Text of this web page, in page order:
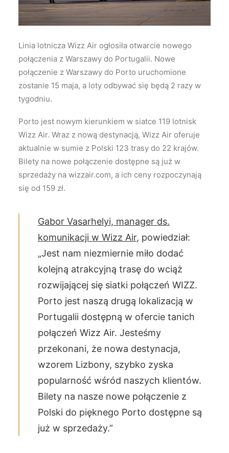
Wyszukiwanie
Linia lotnicza Wizz Air ogłosiła otwarcie nowego
połączenia z Warszawy do Portugalii. Nowe
połączenie z Warszawy do Porto uruchomione
zostanie 15 maja, a loty odbywać się będą 2 razy w
tygodniu.
Porto jest nowym kierunkiem w siatce 119 lotnisk
Wizz Air. Wraz z nową destynacją, Wizz Air oferuje
aktualnie w sumie z Polski 123 trasy do 22 krajów.
Bilety na nowe połączenie dostępne są już w
sprzedaży na wizzair.com, a ich ceny rozpoczynają
się od 159 zł.
Gabor Vasarhelyi, manager ds.
komunikacji w Wizz Air, powiedział:
„Jest nam niezmiernie miło dodać
kolejną atrakcyjną trasę do wciąż
rozwijającej się siatki połączeń WIZZ.
Porto jest naszą drugą lokalizacją w
Portugalii dostępną w ofercie tanich
połączeń Wizz Air. Jesteśmy
przekonani, że nowa destynacja,
wzorem Lizbony, szybko zyska
popularność wśród naszych klientów.
Bilety na nasze nowe połączenie z
Polski do pięknego Porto dostępne są
już w sprzedaży.”